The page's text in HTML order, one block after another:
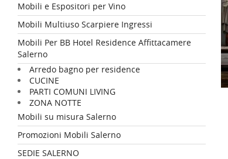
Mobili e Espositori per Vino
Mobili Multiuso Scarpiere Ingressi
Mobili Per BB Hotel Residence Affittacamere
Salerno
Arredo bagno per residence
CUCINE
PARTI COMUNI LIVING
ZONA NOTTE
Mobili su misura Salerno
Promozioni Mobili Salerno
SEDIE SALERNO